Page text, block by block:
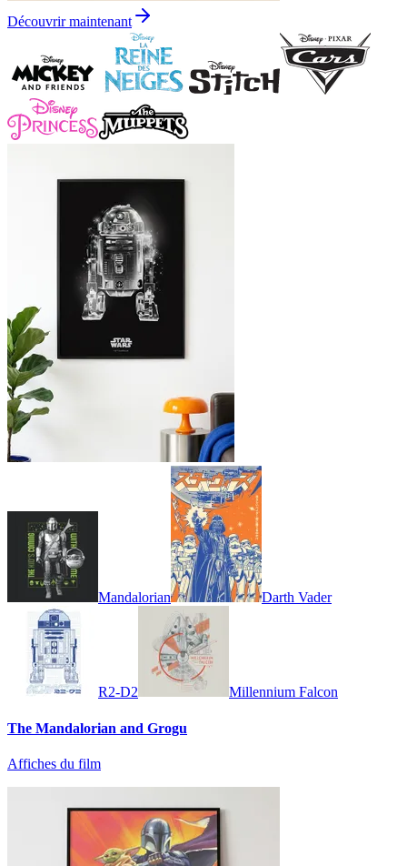
Découvrir maintenant
Mandalorian Darth Vader
R2-D2 Millennium Falcon
The Mandalorian and Grogu
Affiches du film